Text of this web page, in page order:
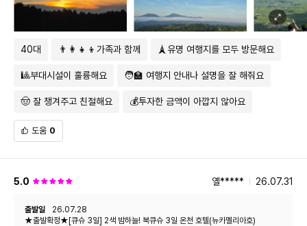
5. 자유시간 및 자유일정시 일어날 수 있는 모든 안전사고, 도난, 분실, 질병
등에 각별히 유의해 주시기 바랍니다.
6. 선택관광시 안전수칙을 반드시 숙지하고, 안전요원 (및 가이드, 인솔자
츠, 사륜, 이륜차 등) 작동법을 완벽하게 숙지 및 이해하시고 즐겨주세요.
7. 자유시간 및 자유일정시 본인의 건강 상태를 항상 확인하여 일정을 하시
바랍니다.
그밖에 미성년자, 임산부, 노약자, 당뇨병, 심혈관계 질환자 등은 보호자와
지 못하고 발생하는 모든 사고는 이용자에게 책임이 있음을 알려드립니다.
40대 👨‍👩‍👧‍👦가족과 함께 🗼유명 여행지를 모두 방문해요
🎱부대시설이 훌륭해요 🧑‍🏫 여행지 안내나 설명을 잘 해줘요
🤠 잘 챙겨주고 친절해요 💰투자한 금액이 아깝지 않아요
도움 0
5.0 옐***** 26.07.31
출발일
26.07.28
★출발확정★[큐슈 3일] 2색 밤하늘! 북큐슈 3일 온천 호텔(뉴카멜리아호)